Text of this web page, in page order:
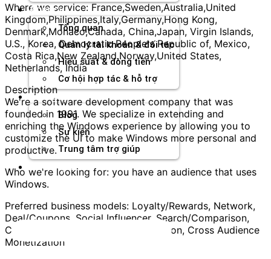
Agency
Tổng quan
Quản lý tài khoản & đối tác
Hiệu suất & dòng tiền
Cơ hội hợp tác & hỗ trợ
Tài nguyên
Blog
Sự kiện
Trung tâm trợ giúp
Chương Trình Creator
Where we service: France,Sweden,Australia,United
Kingdom,Philippines,Italy,Germany,Hong Kong,
Denmark,Monaco,Canada, China,Japan, Virgin Islands,
U.S., Korea, Democratic People's Republic of, Mexico,
Costa Rica,New Zealand,Norway,United States,
Netherlands, India
Description
We're a software development company that was
founded in 1991. We specialize in extending and
enriching the Windows experience by allowing you to
customize the UI to make Windows more personal and
productive.
Who we're looking for: you have an audience that uses
Windows.
Preferred business models: Loyalty/Rewards, Network,
Deal/Coupons, Social Influencer, Search/Comparison,
Content/Reviews, Technology Solution, Cross Audience
Monetization